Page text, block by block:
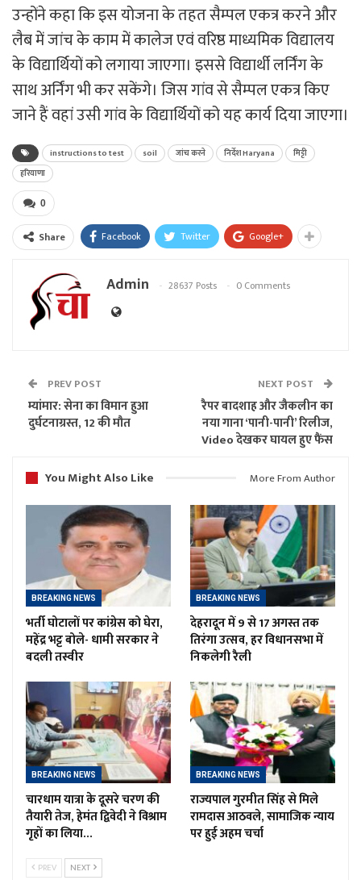
उन्होंने कहा कि इस योजना के तहत सैम्पल एकत्र करने और
लैब में जांच के काम में कालेज एवं वरिष्ठ माध्यमिक विद्यालय
के विद्यार्थियों को लगाया जाएगा। इससे विद्यार्थी लर्निंग के
साथ अर्निंग भी कर सकेंगे। जिस गांव से सैम्पल एकत्र किए
जाने हैं वहां उसी गांव के विद्यार्थियों को यह कार्य दिया जाएगा।
instructions to test soil जांच करने निर्देश Haryana
मिट्टी
हरियाणा
0
Share Facebook Twitter Google+
Admin 28637 Posts 0 Comments
PREV POST
म्यांमार: सेना का विमान हुआ
दुर्घटनाग्रस्त, 12 की मौत
NEXT POST
रैपर बादशाह और जैकलीन का
नया गाना ‘पानी-पानी’ रिलीज,
Video देखकर घायल हुए फैंस
You Might Also Like
More From Author
BREAKING NEWS
भर्ती घोटालों पर कांग्रेस को घेरा,
महेंद्र भट्ट बोले- धामी सरकार ने
बदली तस्वीर
BREAKING NEWS
देहरादून में 9 से 17 अगस्त तक
तिरंगा उत्सव, हर विधानसभा में
निकलेगी रैली
BREAKING NEWS
चारधाम यात्रा के दूसरे चरण की
तैयारी तेज, हेमंत द्विवेदी ने विश्राम
गृहों का लिया…
BREAKING NEWS
राज्यपाल गुरमीत सिंह से मिले
रामदास आठवले, सामाजिक न्याय
पर हुई अहम चर्चा
PREV NEXT